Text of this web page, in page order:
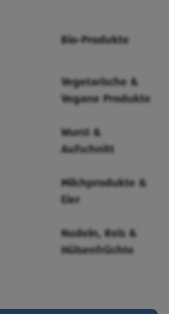
Bio-Produkte
Vegetarische &
Vegane Produkte
Wurst &
Aufschnitt
Milchprodukte &
Eier
Nudeln, Reis &
Hülsenfrüchte